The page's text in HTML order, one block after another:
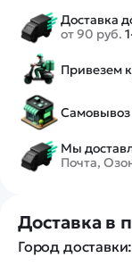
Доставка
от 90 руб.
Привезем
Самовывоз
Мы
Почта,
Доставка в
Город доставки: